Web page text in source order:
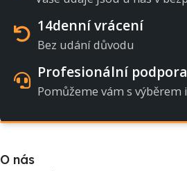
14denní vrácení
Bez udání důvodu
Profesionální podpora
Pomůžeme vám s
O nás